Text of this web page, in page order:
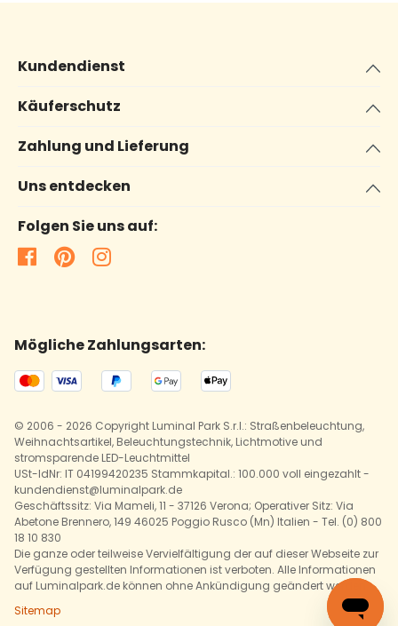
Kundendienst
Käuferschutz
Zahlung und Lieferung
Uns entdecken
Folgen Sie uns auf:
Mögliche Zahlungsarten:
© 2006 - 2026 Copyright Luminal Park S.r.l.: Straßenbeleuchtung,
Weihnachtsartikel, Beleuchtungstechnik, Lichtmotive und
stromsparende LED-Leuchtmittel
USt-IdNr: IT 04199420235 Stammkapital.: 100.000 voll eingezahlt -
kundendienst@luminalpark.de
Geschäftssitz: Via Mameli, 11 - 37126 Verona; Operativer Sitz: Via
Abetone Brennero, 149 46025 Poggio Rusco (Mn) Italien - Tel. (0) 800
18 10 830
Die ganze oder teilweise Vervielfältigung der auf dieser Webseite zur
Verfügung gestellten Informationen ist verboten. Alle Informationen
auf Luminalpark.de können ohne Ankündigung geändert werden.
Sitemap